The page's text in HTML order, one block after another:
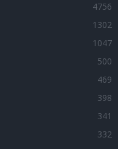
4756
1302
1047
500
469
398
341
332